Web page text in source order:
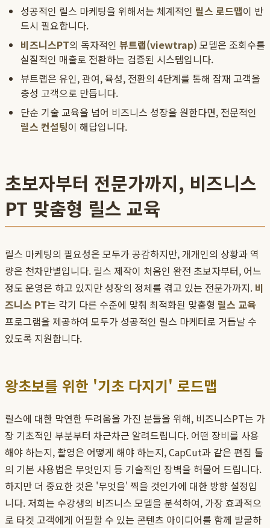
성공적인 릴스 마케팅을 위해서는 체계적인 릴스 로드맵이 반
드시 필요합니다.
비즈니스PT의 독자적인 뷰트랩(viewtrap) 모델은 조회수를
실질적인 매출로 전환하는 검증된 시스템입니다.
뷰트랩은 유인, 관여, 육성, 전환의 4단계를 통해 잠재 고객을
충성 고객으로 만듭니다.
단순 기술 교육을 넘어 비즈니스 성장을 원한다면, 전문적인
릴스 컨설팅이 해답입니다.
초보자부터 전문가까지, 비즈니스
PT 맞춤형 릴스 교육
릴스 마케팅의 필요성은 모두가 공감하지만, 개개인의 상황과 역
량은 천차만별입니다. 릴스 제작이 처음인 완전 초보자부터, 어느
정도 운영은 하고 있지만 성장의 정체를 겪고 있는 전문가까지. 비
즈니스 PT는 각기 다른 수준에 맞춰 최적화된 맞춤형 릴스 교육
프로그램을 제공하여 모두가 성공적인 릴스 마케터로 거듭날 수
있도록 지원합니다.
왕초보를 위한 '기초 다지기' 로드맵
릴스에 대한 막연한 두려움을 가진 분들을 위해, 비즈니스PT는 가
장 기초적인 부분부터 차근차근 알려드립니다. 어떤 장비를 사용
해야 하는지, 촬영은 어떻게 해야 하는지, CapCut과 같은 편집 툴
의 기본 사용법은 무엇인지 등 기술적인 장벽을 허물어 드립니다.
하지만 더 중요한 것은 '무엇을' 찍을 것인가에 대한 방향 설정입
니다. 저희는 수강생의 비즈니스 모델을 분석하여, 가장 효과적으
로 타겟 고객에게 어필할 수 있는 콘텐츠 아이디어를 함께 발굴하